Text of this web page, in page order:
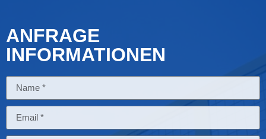
ANFRAGE
INFORMATIONEN